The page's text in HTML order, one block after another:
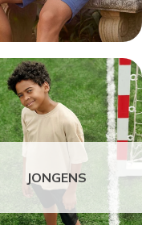
JONGENS